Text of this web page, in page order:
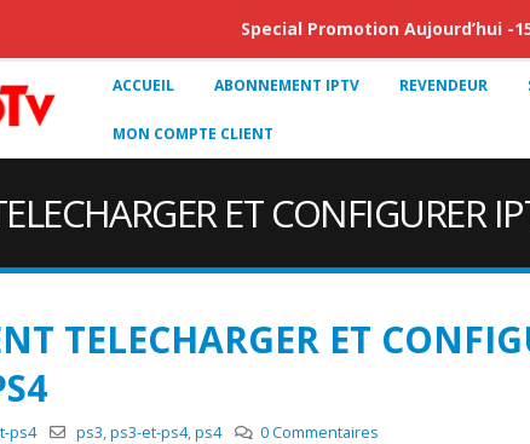
ACCUEIL ABONNEMENT IPTV REVENDEUR
MON COMPTE CLIENT
ET CONFIGURER
TELECHARGER ET
ps4 ps3,ps3-et-ps4,ps4 0 Commentaires
Special Promotion Aujourd’hui -